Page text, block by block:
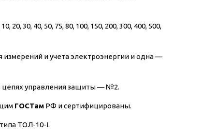
30, 40, 50, 75, 80, 100, 150, 200, 300, 400, 500,
и учета электроэнергии и одна —
цепях управления защиты — №2.
ГОСТам РФ и сертифицированы.
ТОЛ-10-I.